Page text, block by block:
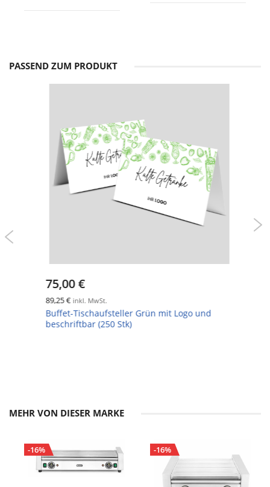
PASSEND ZUM PRODUKT
75,00 €
89,25 €inkl. MwSt.
Buffet-Tischaufsteller Grün mit Logo und
beschriftbar (250 Stk)
MEHR VON DIESER MARKE
-16% -16%